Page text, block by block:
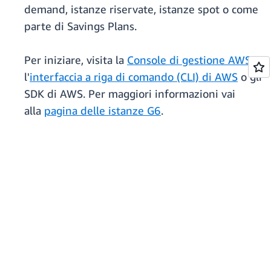
demand, istanze riservate, istanze spot o come
parte di Savings Plans.
Per iniziare, visita la Console di gestione AWS,
l'interfaccia a riga di comando (CLI) di AWS o gli
SDK di AWS. Per maggiori informazioni vai
alla pagina delle istanze G6.